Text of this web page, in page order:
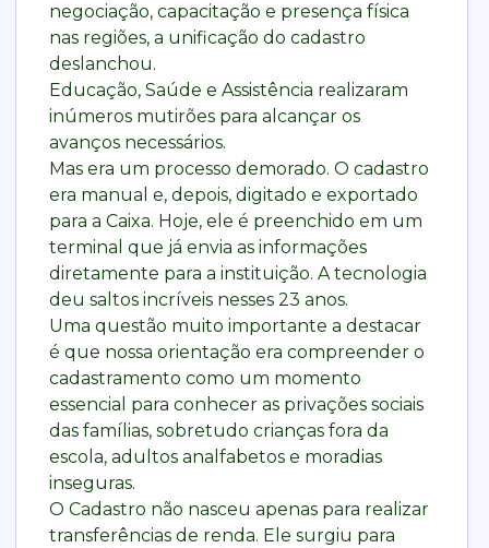
negociação, capacitação e presença física
nas regiões, a unificação do cadastro
deslanchou.
Educação, Saúde e Assistência realizaram
inúmeros mutirões para alcançar os
avanços necessários.
Mas era um processo demorado. O cadastro
era manual e, depois, digitado e exportado
para a Caixa. Hoje, ele é preenchido em um
terminal que já envia as informações
diretamente para a instituição. A tecnologia
deu saltos incríveis nesses 23 anos.
Uma questão muito importante a destacar
é que nossa orientação era compreender o
cadastramento como um momento
essencial para conhecer as privações sociais
das famílias, sobretudo crianças fora da
escola, adultos analfabetos e moradias
inseguras.
O Cadastro não nasceu apenas para realizar
transferências de renda. Ele surgiu para